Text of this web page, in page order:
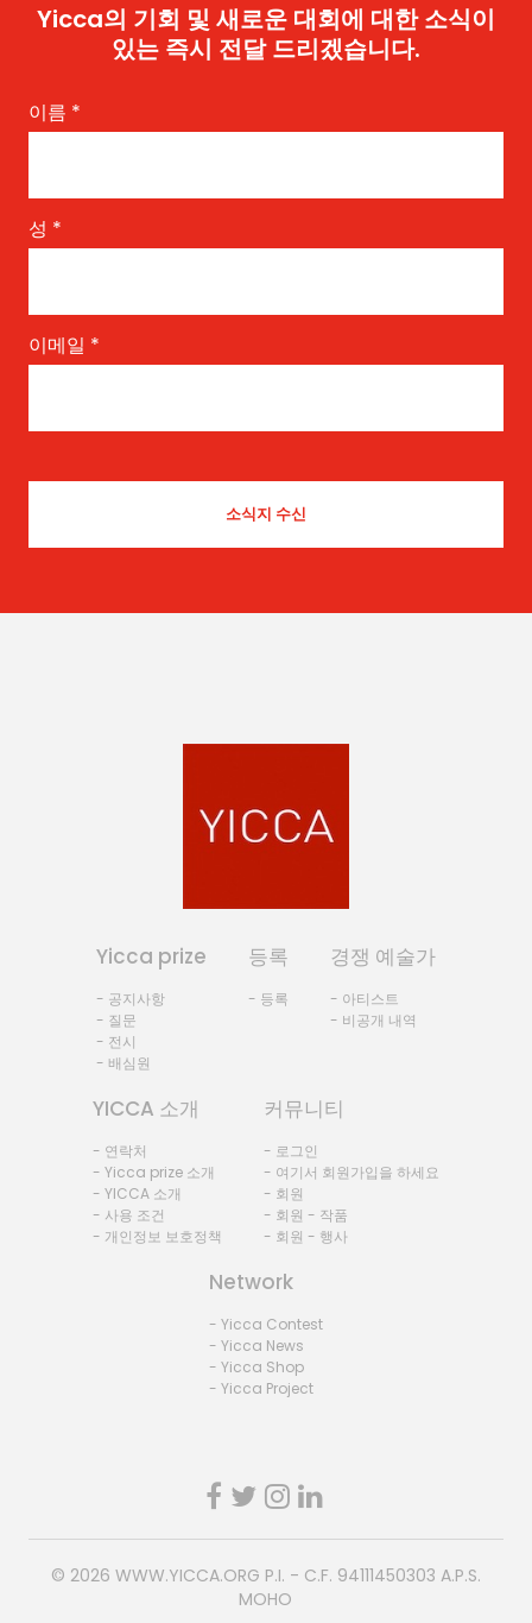
Yicca의 기회 및 새로운 대회에 대한 소식이
있는 즉시 전달 드리겠습니다.
이름 *
성 *
이메일 *
Yicca prize
- 공지사항
- 질문
- 전시
- 배심원
등록
- 등록
경쟁 예술가
- 아티스트
- 비공개 내역
YICCA 소개
- 연락처
- Yicca prize 소개
- YICCA 소개
- 사용 조건
- 개인정보 보호정책
커뮤니티
- 로그인
- 여기서 회원가입을 하세요
- 회원
- 회원 - 작품
- 회원 - 행사
Network
- Yicca Contest
- Yicca News
- Yicca Shop
- Yicca Project
© 2026 WWW.YICCA.ORG P.I. - C.F. 94111450303 A.P.S.
MOHO